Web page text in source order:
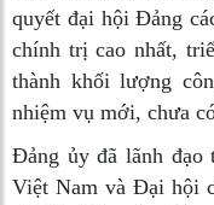
quyết đại hội Đảng
chính trị cao nhất,
thành khối lượng
nhiệm vụ mới, chưa
Đảng ủy đã lãnh
Việt Nam và Đại hội